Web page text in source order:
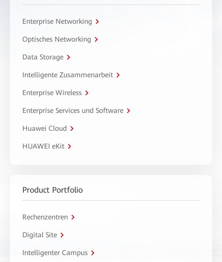
Enterprise Networking
Optisches Networking
Data Storage
Intelligente Zusammenarbeit
Enterprise Wireless
Enterprise Services und Software
Huawei Cloud
HUAWEI eKit
Product Portfolio
Rechenzentren
Digital Site
Intelligenter Campus